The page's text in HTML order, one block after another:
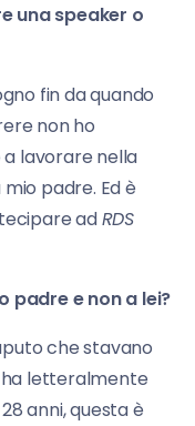
una speaker o
fin da quando
non ho
a lavorare nella
padre. Ed è
adRDS
padre e non a lei?
che stavano
ha letteralmente
anni, questa è